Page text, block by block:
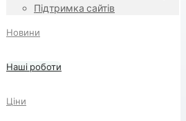
Підтримка сайтів
Новини
Наші роботи
Ціни